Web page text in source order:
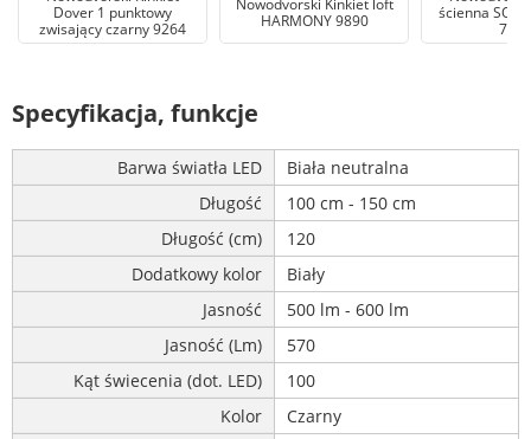
Dover 1 punktowy
zwisający czarny 9264
HARMONY 9890
ścienna
7541
Specyfikacja, funkcje
Barwa światła LED
Biała neutralna
Długość
100 cm - 150 cm
Długość (cm)
120
Dodatkowy kolor
Biały
Jasność
500 lm - 600 lm
Jasność (Lm)
570
Kąt świecenia (dot. LED)
100
Kolor
Czarny